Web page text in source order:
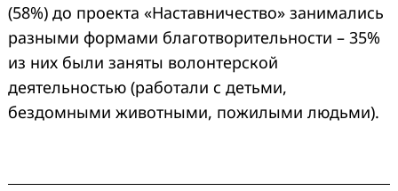
(58%) до проекта «Наставничество» занимались
разными формами благотворительности – 35%
из них были заняты волонтерской
деятельностью (работали с детьми,
бездомными животными, пожилыми людьми).